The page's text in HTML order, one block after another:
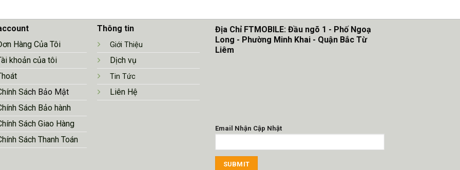
Hàng Của Tôi
khoản của tôi
Sách Bảo Mật
Sách Bảo hành
Sách Giao Hàng
Sách Thanh Toán
Thông tin
Giới Thiệu
Dịch vụ
Tin Tức
Liên Hệ
Địa Chỉ FTMOBILE: Đầu ngõ 1 - Phố Ngoạ
Long - Phường Minh Khai - Quận Bắc Từ
Liêm
Email Nhận Cập Nhật